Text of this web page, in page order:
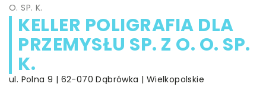
O. SP. K.
KELLER POLIGRAFIA DLA
PRZEMYSŁU SP. Z O. O. SP.
K.
ul. Polna 9 | 62-070 Dąbrówka | Wielkopolskie